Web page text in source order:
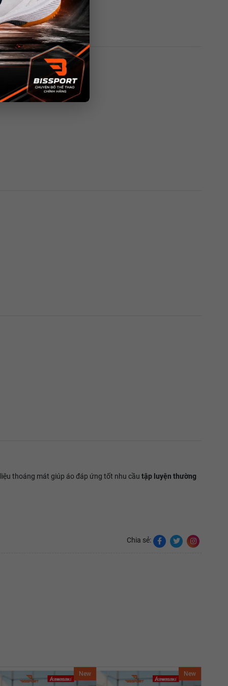
thoáng mát giúp áo đáp ứng tốt nhu cầu tập luyện thường
Chia sẻ:
New New